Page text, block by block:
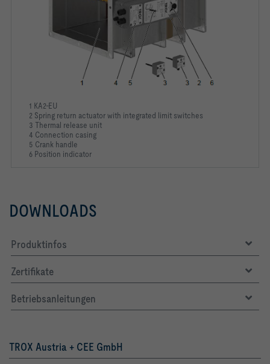
1 KA2-EU
2 Spring return actuator with integrated limit switches
3 Thermal release unit
4 Connection casing
5 Crank handle
6 Position indicator
DOWNLOADS
Produktinfos
Zertifikate
Betriebsanleitungen
TROX Austria + CEE GmbH